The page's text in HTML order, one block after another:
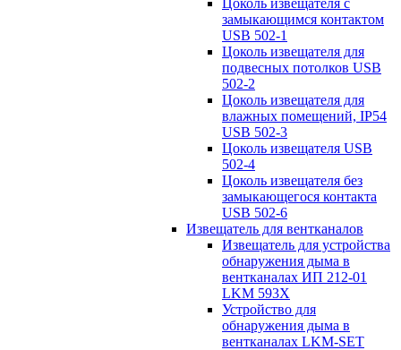
Цоколь извещателя с
замыкающимся контактом
USB 502-1
Цоколь извещателя для
подвесных потолков USB
502-2
Цоколь извещателя для
влажных помещений, IP54
USB 502-3
Цоколь извещателя USB
502-4
Цоколь извещателя без
замыкающегося контакта
USB 502-6
Извещатель для вентканалов
Извещатель для устройства
обнаружения дыма в
вентканалах ИП 212-01
LKM 593X
Устройство для
обнаружения дыма в
вентканалах LKM-SET